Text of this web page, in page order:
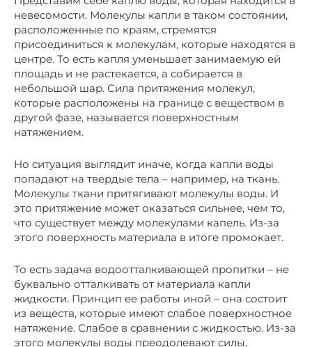
невесомости. Молекулы капли в таком состоянии,
расположенные по краям, стремятся
присоединиться к молекулам, которые находятся в
центре. То есть капля уменьшает занимаемую ей
площадь и не растекается, а собирается в
небольшой шар. Сила притяжения молекул,
которые расположены на границе с веществом в
другой фазе, называется поверхностным
натяжением.
Но ситуация выглядит иначе, когда капли воды
попадают на твердые тела – например, на ткань.
Молекулы ткани притягивают молекулы воды. И
это притяжение может оказаться сильнее, чем то,
что существует между молекулами капель. Из-за
этого поверхность материала в итоге промокает.
То есть задача водоотталкивающей пропитки – не
буквально отталкивать от материала капли
жидкости. Принцип ее работы иной – она состоит
из веществ, которые имеют слабое поверхностное
натяжение. Слабое в сравнении с жидкостью. Из-за
этого молекулы воды преодолевают силы,